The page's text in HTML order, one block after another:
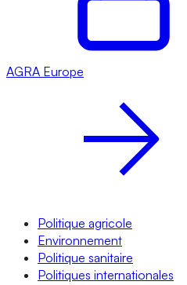
AGRA Europe
Politique agricole
Environnement
Politique sanitaire
Politiques internationales